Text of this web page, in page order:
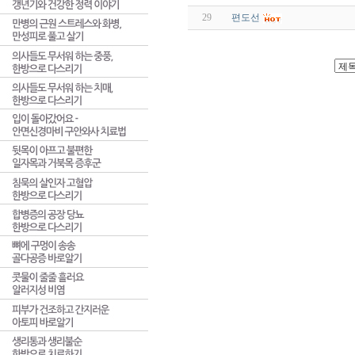
29 편도선